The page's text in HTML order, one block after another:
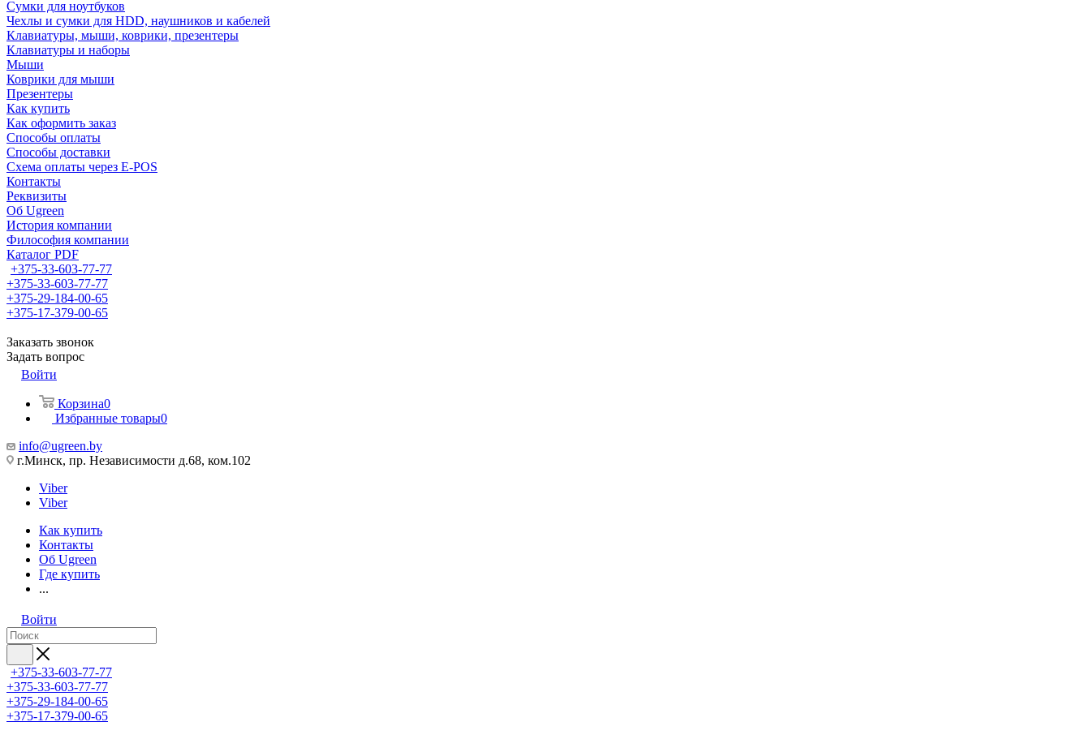
Сумки для ноутбуков
Чехлы и сумки для HDD, наушников и кабелей
Клавиатуры, мыши, коврики, презентеры
Клавиатуры и наборы
Мыши
Коврики для мыши
Презентеры
Как купить
Как оформить заказ
Способы оплаты
Способы доставки
Схема оплаты через E-POS
Контакты
Реквизиты
Об Ugreen
История компании
Философия компании
Каталог PDF
+375-33-603-77-77
+375-33-603-77-77
+375-29-184-00-65
+375-17-379-00-65
Заказать звонок
Задать вопрос
Войти
Корзина0
Избранные товары0
info@ugreen.by
г.Минск, пр. Независимости д.68, ком.102
Viber
Viber
Как купить
Контакты
Об Ugreen
Где купить
...
Войти
+375-33-603-77-77
+375-33-603-77-77
+375-29-184-00-65
+375-17-379-00-65